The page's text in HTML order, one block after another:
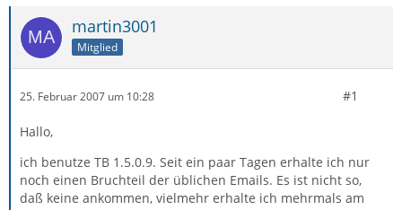
martin3001
Mitglied
25. Februar 2007 um 10:28 #1
Hallo,
ich benutze TB 1.5.0.9. Seit ein paar Tagen erhalte ich nur
noch einen Bruchteil der üblichen Emails. Es ist nicht so,
daß keine ankommen, vielmehr erhalte ich mehrmals am